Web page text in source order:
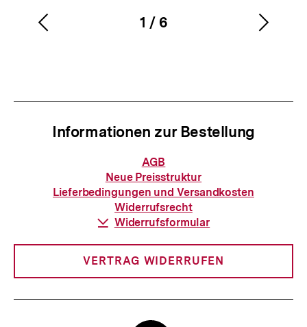
Karussellinhalt
1
von
/ 6
Vorherigen
Informationen zur Bestellung
Informationen
zur
Bestellung
AGB
Neue Preisstruktur
Lieferbedingungen und Versandkosten
Widerrufsrecht
Download-
Widerrufsformular
VERTRAG WIDERRUFEN